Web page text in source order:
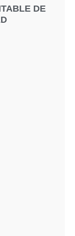
DE